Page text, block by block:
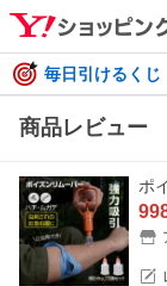
毎日引けるく
商品レビュー